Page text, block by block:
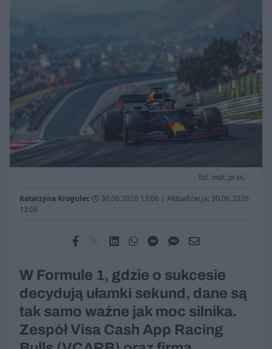
fot. mat. pras.
Katarzyna Krogulec 30.06.2026 13:06 | Aktualizacja: 30.06.2026
13:06
W Formule 1, gdzie o sukcesie
decydują ułamki sekund, dane są
tak samo ważne jak moc silnika.
Zespół Visa Cash App Racing